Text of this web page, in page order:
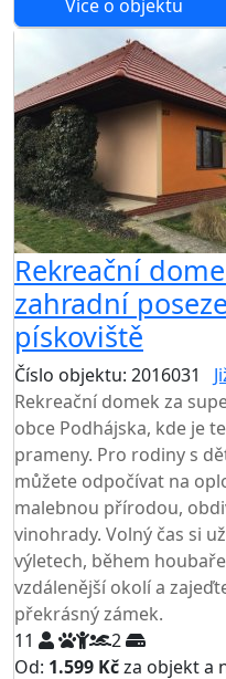
Více o objektu
Rekreační
zahradní
pískoviště
Číslo objektu: 2016031
Rekreační domek za
obce Podhájska, kde je
prameny. Pro rodiny s
můžete odpočívat na
malebnou přírodou,
vinohrady. Volný čas si
výletech, během
vzdálenější okolí a
překrásný zámek.
11
2
Od: 1.599 Kčza objekt a